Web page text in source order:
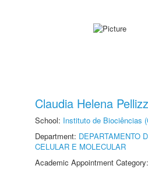
Claudia Helena
School: Instituto de Biociências
Department: DEPARTAMENTO
CELULAR E MOLECULAR
Academic Appointment